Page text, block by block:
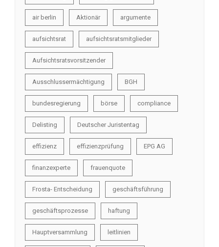
air berlin Aktionär argumente
aufsichtsrat aufsichtsratsmitglieder
Aufsichtsratsvorsitzender
Ausschlussermächtigung BGH
bundesregierung börse compliance
Delisting Deutscher Juristentag
effizienz effizienzprüfung EPG AG
finanzexperte frauenquote
Frosta- Entscheidung geschäftsführung
geschäftsprozesse haftung
Hauptversammlung leitlinien